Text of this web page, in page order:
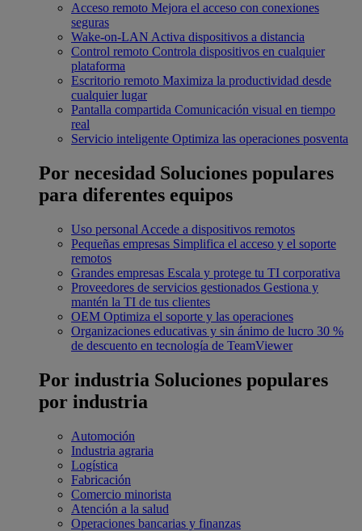
Acceso remoto Mejora el acceso con conexiones
seguras
Wake-on-LAN Activa dispositivos a distancia
Control remoto Controla dispositivos en cualquier
plataforma
Escritorio remoto Maximiza la productividad desde
cualquier lugar
Pantalla compartida Comunicación visual en tiempo
real
Servicio inteligente Optimiza las operaciones posventa
Por necesidad Soluciones populares
para diferentes equipos
Uso personal Accede a dispositivos remotos
Pequeñas empresas Simplifica el acceso y el soporte
remotos
Grandes empresas Escala y protege tu TI corporativa
Proveedores de servicios gestionados Gestiona y
mantén la TI de tus clientes
OEM Optimiza el soporte y las operaciones
Organizaciones educativas y sin ánimo de lucro 30 %
de descuento en tecnología de TeamViewer
Por industria Soluciones populares
por industria
Automoción
Industria agraria
Logística
Fabricación
Comercio minorista
Atención a la salud
Operaciones bancarias y finanzas